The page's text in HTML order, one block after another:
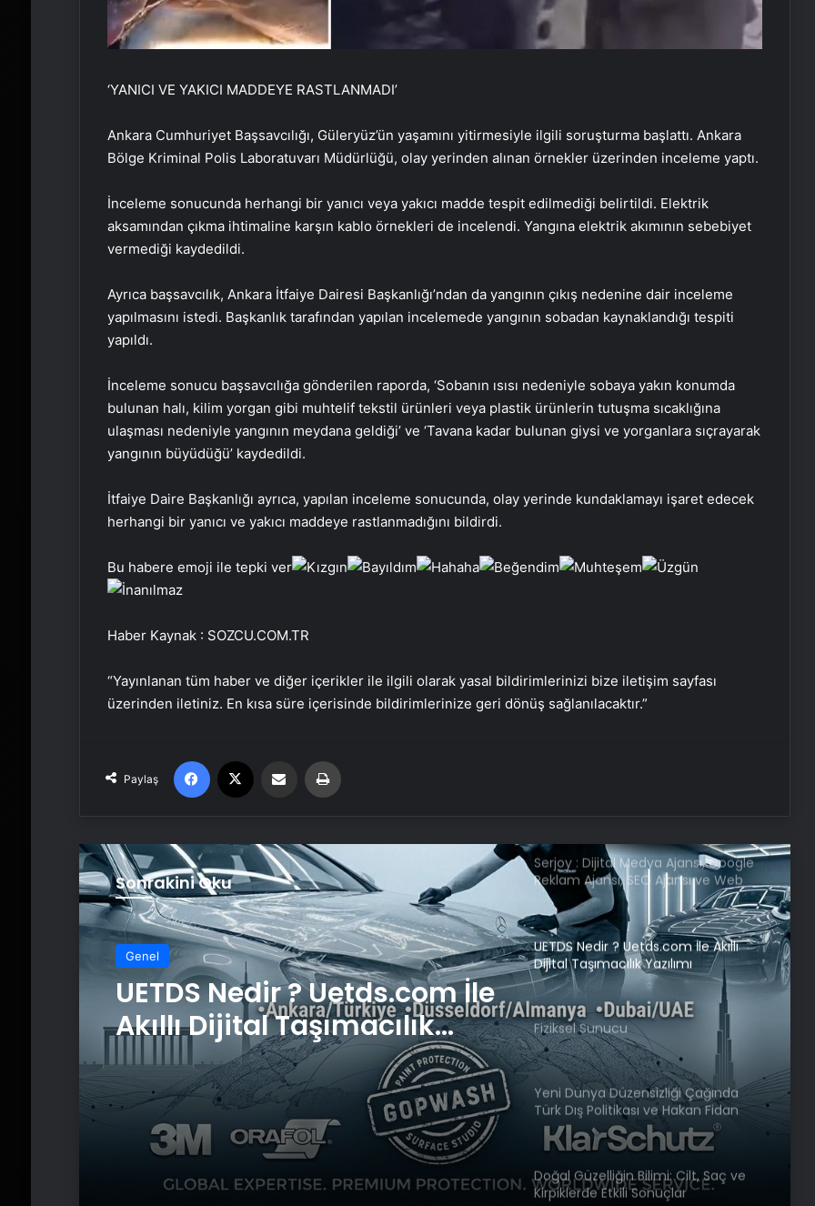
‘YANICI VE YAKICI MADDEYE RASTLANMADI’
Ankara Cumhuriyet Başsavcılığı, Güleryüz’ün yaşamını yitirmesiyle ilgili soruşturma başlattı. Ankara
Bölge Kriminal Polis Laboratuvarı Müdürlüğü, olay yerinden alınan örnekler üzerinden inceleme yaptı.
İnceleme sonucunda herhangi bir yanıcı veya yakıcı madde tespit edilmediği belirtildi. Elektrik
aksamından çıkma ihtimaline karşın kablo örnekleri de incelendi. Yangına elektrik akımının sebebiyet
vermediği kaydedildi.
Ayrıca başsavcılık, Ankara İtfaiye Dairesi Başkanlığı’ndan da yangının çıkış nedenine dair inceleme
yapılmasını istedi. Başkanlık tarafından yapılan incelemede yangının sobadan kaynaklandığı tespiti
yapıldı.
İnceleme sonucu başsavcılığa gönderilen raporda, ‘Sobanın ısısı nedeniyle sobaya yakın konumda
bulunan halı, kilim yorgan gibi muhtelif tekstil ürünleri veya plastik ürünlerin tutuşma sıcaklığına
ulaşması nedeniyle yangının meydana geldiği’ ve ‘Tavana kadar bulunan giysi ve yorganlara sıçrayarak
yangının büyüdüğü’ kaydedildi.
İtfaiye Daire Başkanlığı ayrıca, yapılan inceleme sonucunda, olay yerinde kundaklamayı işaret edecek
herhangi bir yanıcı ve yakıcı maddeye rastlanmadığını bildirdi.
Bu habere emoji ile tepki ver
Haber Kaynak : SOZCU.COM.TR
“Yayınlanan tüm haber ve diğer içerikler ile ilgili olarak yasal bildirimlerinizi bize iletişim sayfası
üzerinden iletiniz. En kısa süre içerisinde bildirimlerinize geri dönüş sağlanılacaktır.”
Paylaş
Facebook Email'den paylaş
Sonrakini Oku
Genel
UETDS Nedir ? Uetds.com İle
Akıllı Dijital Taşımacılık
Yazılımı
Bayraktar TB3 SİHA’lardan
DENİZKURDU-2025 Tatbikatı’nda tam
Serjoy : Dijital Medya Ajansı, Google
Reklam Ajansı, SEO Ajansı ve Web
Tasarım Ajansı
UETDS Nedir ? Uetds.com İle Akıllı
Dijital Taşımacılık Yazılımı
Fiziksel Sunucu
Yeni Dünya Düzensizliği Çağında
Türk Dış Politikası ve Hakan Fidan
Faktörü
Doğal Güzelliğin Bilimi: Cilt, Saç ve
Kirpiklerde Etkili Sonuçlar